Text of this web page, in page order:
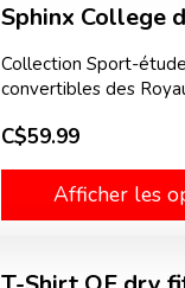
Sphinx College
Collection Sport-
convertibles des
C$59.99
Afficher les